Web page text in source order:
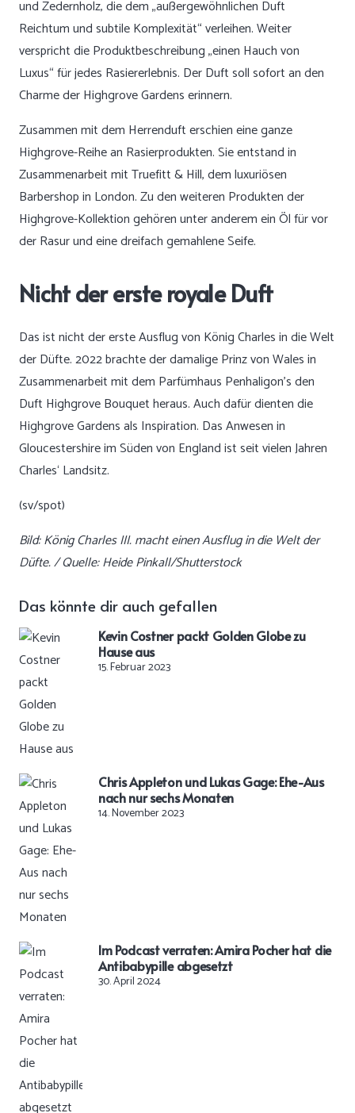
und Zedernholz, die dem „außergewöhnlichen Duft
Reichtum und subtile Komplexität“ verleihen. Weiter
verspricht die Produktbeschreibung „einen Hauch von
Luxus“ für jedes Rasiererlebnis. Der Duft soll sofort an den
Charme der Highgrove Gardens erinnern.
Zusammen mit dem Herrenduft erschien eine ganze
Highgrove-Reihe an Rasierprodukten. Sie entstand in
Zusammenarbeit mit Truefitt & Hill, dem luxuriösen
Barbershop in London. Zu den weiteren Produkten der
Highgrove-Kollektion gehören unter anderem ein Öl für vor
der Rasur und eine dreifach gemahlene Seife.
Nicht der erste royale Duft
Das ist nicht der erste Ausflug von König Charles in die Welt
der Düfte. 2022 brachte der damalige Prinz von Wales in
Zusammenarbeit mit dem Parfümhaus Penhaligon’s den
Duft Highgrove Bouquet heraus. Auch dafür dienten die
Highgrove Gardens als Inspiration. Das Anwesen in
Gloucestershire im Süden von England ist seit vielen Jahren
Charles‘ Landsitz.
(sv/spot)
Bild: König Charles III. macht einen Ausflug in die Welt der
Düfte. / Quelle: Heide Pinkall/Shutterstock
Das könnte dir auch gefallen
Kevin Costner packt Golden Globe zu
Hause aus
15. Februar 2023
Chris Appleton und Lukas Gage: Ehe-Aus
nach nur sechs Monaten
14. November 2023
Im Podcast verraten: Amira Pocher hat die
Antibabypille abgesetzt
30. April 2024